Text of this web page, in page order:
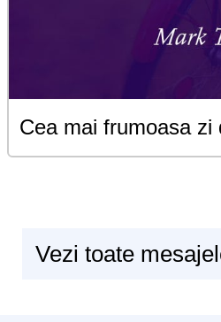
Cea mai frumoasa zi
Vezi toate